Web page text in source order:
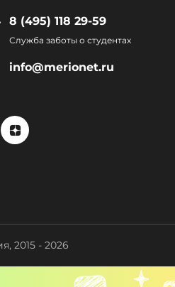
8 (495) 118 29-59
Служба заботы о студентах
info@merionet.ru
2015 - 2026